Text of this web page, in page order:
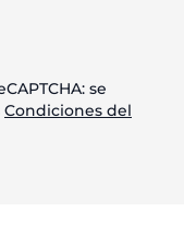
se
Condiciones del